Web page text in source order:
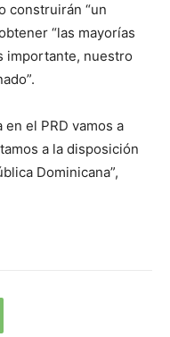
construirán “un
“las mayorías
importante, nuestro
el PRD vamos a
a la disposición
Dominicana”,